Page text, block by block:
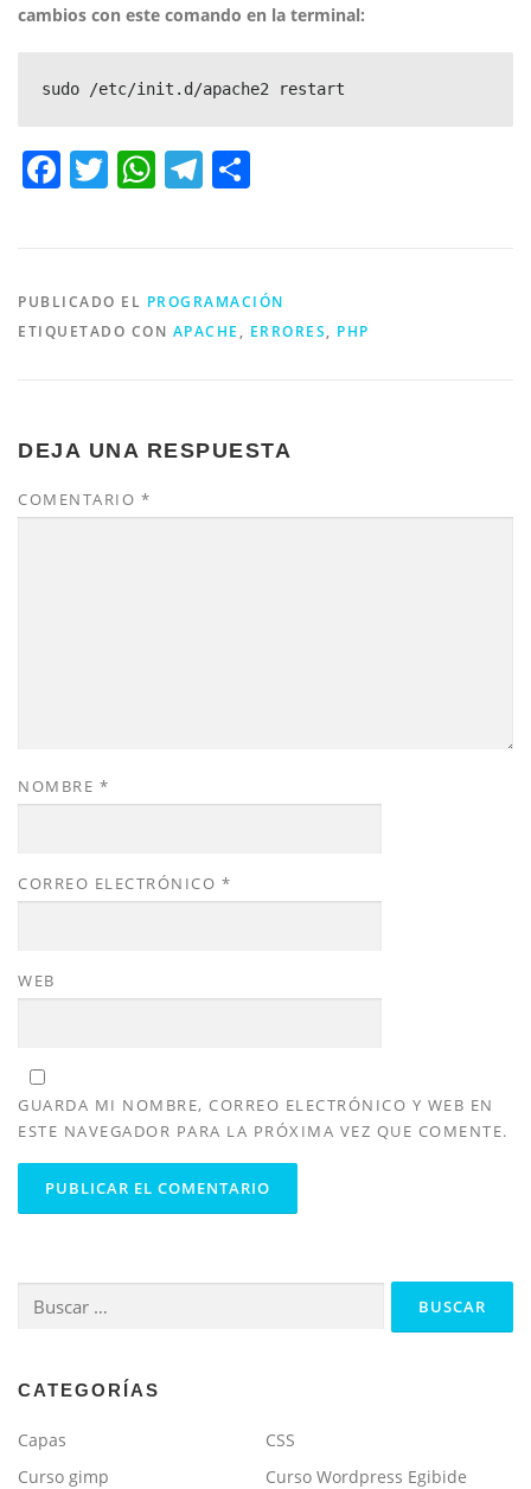
cambios con este comando en la terminal:
sudo /etc/init.d/apache2 restart
Facebook
Twitter
WhatsApp
Telegram
PUBLICADO EL PROGRAMACIÓN
ETIQUETADO CON APACHE , ERRORES, PHP
DEJA UNA RESPUESTA
COMENTARIO *
NOMBRE *
CORREO ELECTRÓNICO *
WEB
GUARDA MI NOMBRE, CORREO ELECTRÓNICO Y WEB EN
ESTE NAVEGADOR PARA LA PRÓXIMA VEZ QUE COMENTE.
CATEGORÍAS
Capas
CSS
Curso gimp
Curso Wordpress Egibide